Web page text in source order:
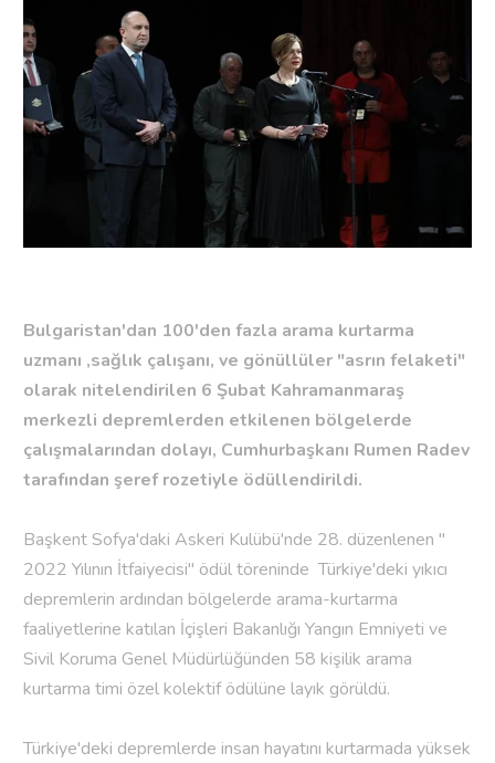
Bulgaristan'dan 100'den fazla arama kurtarma
uzmanı ,sağlık çalışanı, ve gönüllüler "asrın felaketi"
olarak nitelendirilen 6 Şubat Kahramanmaraş
merkezli depremlerden etkilenen bölgelerde
çalışmalarından dolayı, Cumhurbaşkanı Rumen Radev
tarafından şeref rozetiyle ödüllendirildi.
Başkent Sofya'daki Askeri Kulübü'nde 28. düzenlenen ''
2022 Yılının İtfaiyecisi'' ödül töreninde Türkiye'deki yıkıcı
depremlerin ardından bölgelerde arama-kurtarma
faaliyetlerine katılan İçişleri Bakanlığı Yangın Emniyeti ve
Sivil Koruma Genel Müdürlüğünden 58 kişilik arama
kurtarma timi özel kolektif ödülüne layık görüldü.
Türkiye'deki depremlerde insan hayatını kurtarmada yüksek